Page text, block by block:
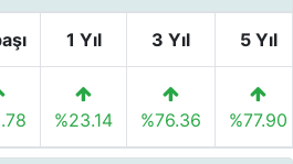
1 Yıl 3 Yıl 5 Yıl
%23.14 %76.36 %77.90